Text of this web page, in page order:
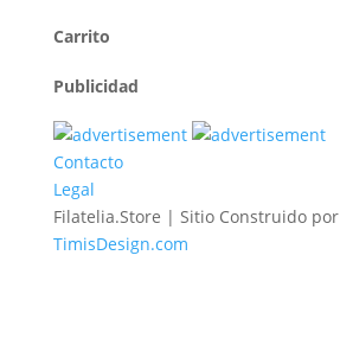
Carrito
Publicidad
Contacto
Legal
Filatelia.Store | Sitio Construido por
TimisDesign.com